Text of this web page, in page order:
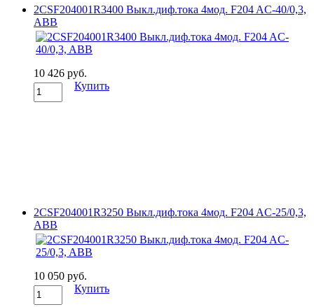
2CSF204001R3400 Выкл.диф.тока 4мод. F204 AC-40/0,3,
ABB
10 426 руб.
Купить
2CSF204001R3250 Выкл.диф.тока 4мод. F204 AC-25/0,3,
ABB
10 050 руб.
Купить